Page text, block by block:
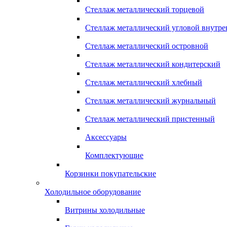
Стеллаж металлический торцевой
Стеллаж металлический угловой
Стеллаж металлический островной
Стеллаж металлический кондитерский
Стеллаж металлический хлебный
Стеллаж металлический журнальный
Стеллаж металлический пристенный
Аксессуары
Комплектующие
Корзинки покупательские
Холодильное оборудование
Витрины холодильные